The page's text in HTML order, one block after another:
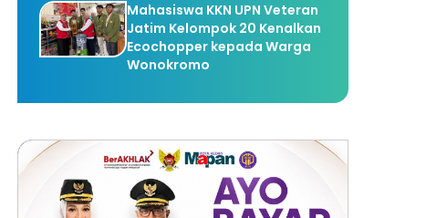
Mahasiswa KKN UPN Veteran
Jatim Kelompok 20 Kenalkan
Ecochopper kepada Warga
Wonokromo